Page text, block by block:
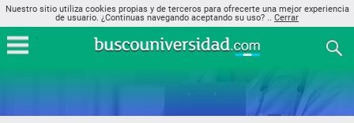
Nuestro sitio utiliza cookies propias y de terceros para ofrecerte una mejor experiencia
de usuario. ¿Continuas navegando aceptando su uso? .. Cerrar